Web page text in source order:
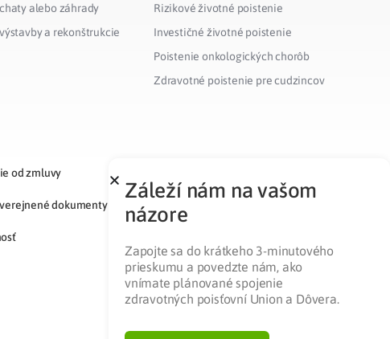
alebo záhrady
a rekonštrukcie
Rizikové životné poistenie
Investičné životné poistenie
Poistenie onkologických chorôb
Zdravotné poistenie pre cudzincov
od zmluvy
dokumenty
Záleží nám na vašom
názore
Zapojte sa do krátkeho 3-minutového
prieskumu a povedzte nám, ako
vnímate plánované spojenie
zdravotných poisťovní Union a Dôvera.